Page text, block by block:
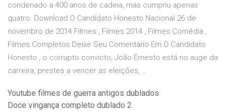
condenado a 400 anos de cadeia, mas cumpriu apenas
quatro. Download O Candidato Honesto Nacional 26 de
novembro de 2014 Filmes , Filmes 2014 , Filmes Comédia ,
Filmes Completos Deixe Seu Comentário Em O Candidato
Honesto , o corrupto convicto, João Ernesto está no auge da
carreira, prestes a vencer as eleições, …
Youtube filmes de guerra antigos dublados
Doce vingança completo dublado 2